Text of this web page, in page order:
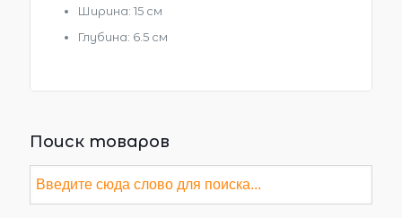
Ширина: 15 см
Глубина: 6.5 см
Поиск товаров